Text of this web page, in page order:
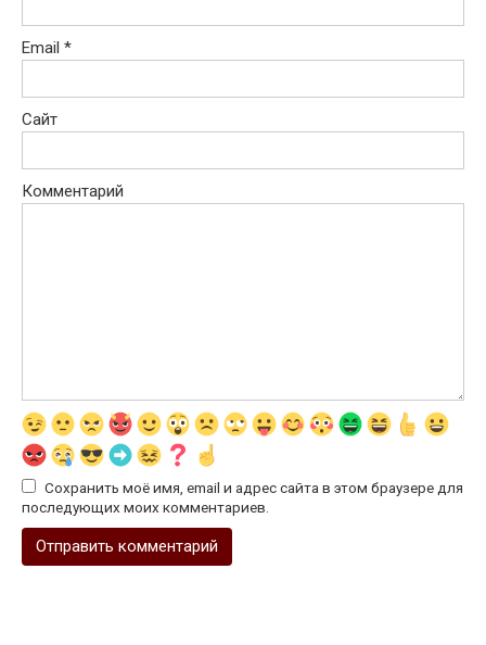
Email *
Сайт
Комментарий
Сохранить моё имя, email и адрес сайта в этом браузере для
последующих моих комментариев.